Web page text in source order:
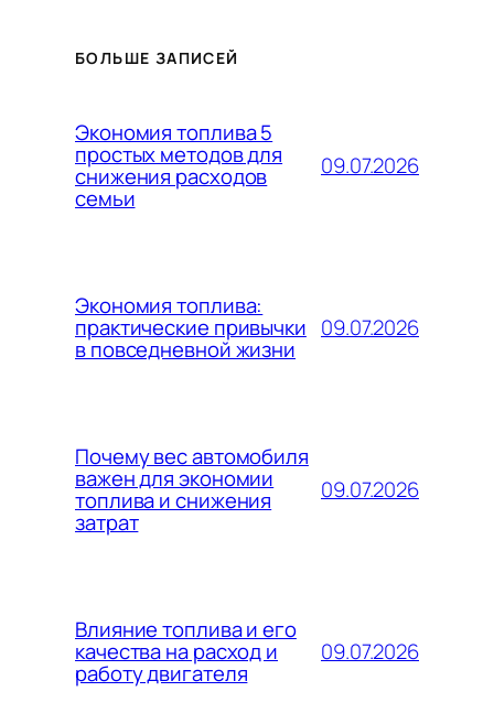
БОЛЬШЕ ЗАПИСЕЙ
Экономия топлива 5
простых методов для
снижения расходов
семьи
09.07.2026
Экономия топлива:
практические привычки
в повседневной жизни
09.07.2026
Почему вес автомобиля
важен для экономии
топлива и снижения
затрат
09.07.2026
Влияние топлива и его
качества на расход и
работу двигателя
09.07.2026